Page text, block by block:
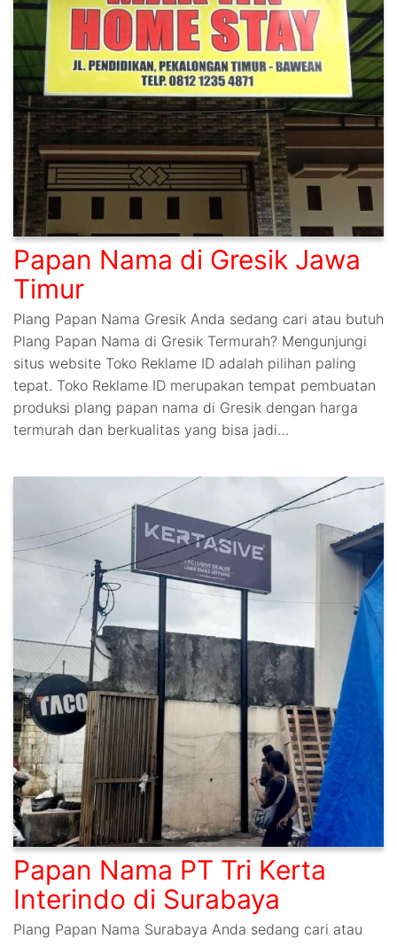
Papan Nama di Gresik Jawa
Timur
Plang Papan Nama Gresik Anda sedang cari atau butuh
Plang Papan Nama di Gresik Termurah? Mengunjungi
situs website Toko Reklame ID adalah pilihan paling
tepat. Toko Reklame ID merupakan tempat pembuatan
produksi plang papan nama di Gresik dengan harga
termurah dan berkualitas yang bisa jadi…
Papan Nama PT Tri Kerta
Interindo di Surabaya
Plang Papan Nama Surabaya Anda sedang cari atau